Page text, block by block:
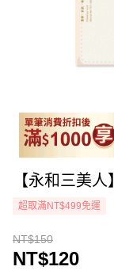
【永和三美
超取滿NT$499免運
NT$150
NT$120